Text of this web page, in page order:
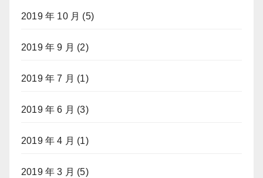
2019 年 10 月 (5)
2019 年 9 月 (2)
2019 年 7 月 (1)
2019 年 6 月 (3)
2019 年 4 月 (1)
2019 年 3 月 (5)